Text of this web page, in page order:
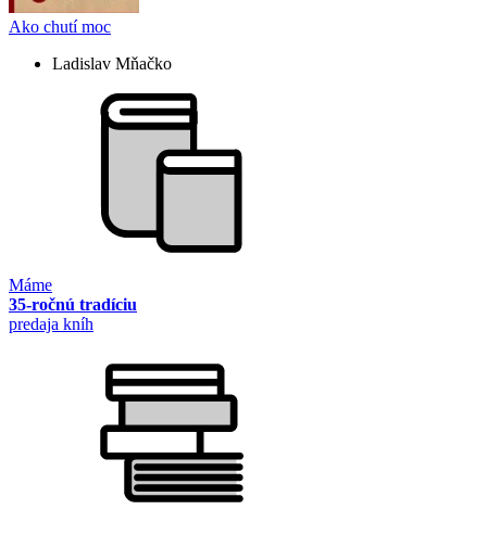
Ako chutí moc
Ladislav Mňačko
Máme
35-ročnú tradíciu
predaja kníh